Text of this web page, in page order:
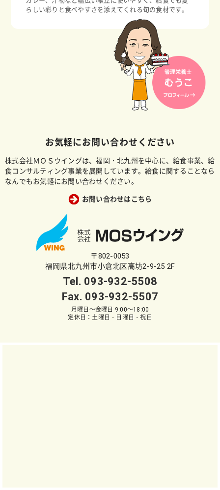
らしい彩りと食べやすさを添えてくれる旬の食材です。
お気軽にお問い合わせください
株式会社ＭＯＳウイングは、福岡・北九州を中心に、給食事業、給
食コンサルティング事業を展開しています。給食に関することなら
なんでもお気軽にお問い合わせください。
お問い合わせはこちら
〒802-0053
福岡県北九州市小倉北区高坊2-9-25 2F
Tel. 093-932-5508
Fax. 093-932-5507
月曜日～金曜日 9:00～18:00
定休日：土曜日・日曜日・祝日